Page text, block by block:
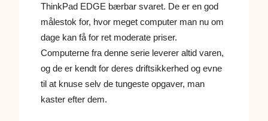
ThinkPad EDGE bærbar svaret. De er en god
målestok for, hvor meget computer man nu om
dage kan få for ret moderate priser.
Computerne fra denne serie leverer altid varen,
og de er kendt for deres driftsikkerhed og evne
til at knuse selv de tungeste opgaver, man
kaster efter dem.